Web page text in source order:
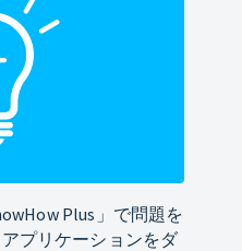
Plus」で問題を
プリケーションをダ